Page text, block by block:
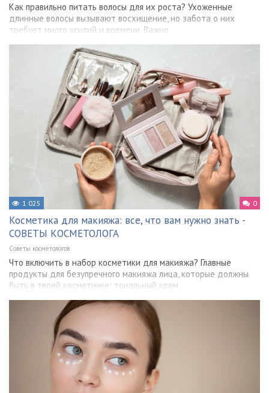
Как правильно питать волосы для их роста? Ухоженные
длинные волосы вызывают восхищение, но забота о них
требует много усилий и времени. Важно
1 025 0
Косметика для макияжа: все, что вам нужно знать -
СОВЕТЫ КОСМЕТОЛОГА
Советы косметологов
Что включить в набор косметики для макияжа? Главные
продукты для безупречного макияжа лица, которые должны
быть в твоей косметичке: тональный крем,